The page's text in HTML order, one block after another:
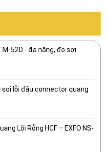
52D - đa năng, đo sợi
soi lỗi đầu connector quang
Lõi Rỗng HCF – EXFO NS-